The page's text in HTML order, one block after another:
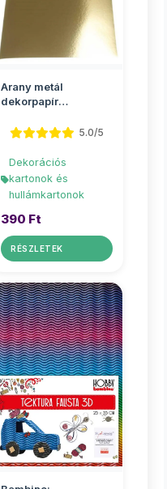
Arany metál
dekorpapír
50x70cm
5.0/5
Dekorációs
kartonok és
hullámkartonok
390 Ft
RÉSZLETEK